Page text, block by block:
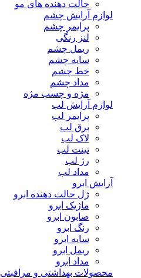
حالت دهنده های مو
لوازم آرایش چشم
پرایمر چشم
لنز رنگی
ریمل چشم
سایه چشم
خط چشم
مداد چشم
مژه و چسب مژه
لوازم آرایش لب
پرایمر لب
برق لب
لاک لب
تینت لب
رژ لب
مداد لب
آرایش ابرو
ژل حالت دهنده ابرو
ماژیک ابرو
صابون ابرو
رنگ ابرو
سایه ابرو
ریمل ابرو
مداد ابرو
محصولات بهداشتی و مراقبتی